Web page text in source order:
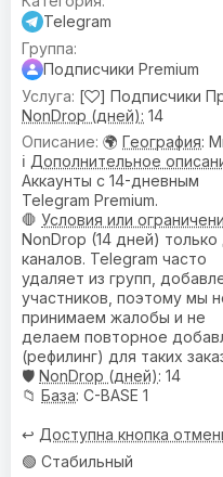
Telegram
Подписчики Premium
[
] Подписчики
NonDrop (дней): 14
🌍 География:
ℹ️ Дополнительное
Аккаунты с 14-дневным
Telegram Premium.
🛑 Условия или
NonDrop (14 дней) только
каналов. Telegram часто
удаляет из групп,
участников, поэтому мы
принимаем жалобы и не
делаем повторное
(рефилинг) для таких
🛡️ NonDrop (дней): 14
📁 База: C-BASE 1
↩️ Доступна кнопка
🟢 Стабильный